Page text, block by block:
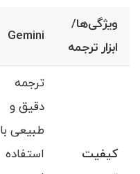
ویژگی‌ها/
ابزار ترجمه
Gemini
کیفیت
ترجمه
دقیق و
طبیعی با
استفاده